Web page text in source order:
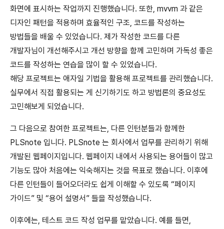
화면에 표시하는 작업까지 진행했습니다. 또한, mvvm 과 같은
디자인 패턴을 적용하며 효율적인 구조, 코드를 작성하는
방법들을 배울 수 있었습니다. 제가 작성한 코드를 다른
개발자님이 개선해주시고 개선 방향을 함께 고민하며 가독성 좋은
코드를 작성하는 연습을 많이 할 수 있었습니다.
해당 프로젝트는 애자일 기법을 활용해 프로젝트를 관리했습니다.
실무에서 직접 활용되는 게 신기하기도 하고 방법론의 중요성도
고민해보게 되었습니다.
그 다음으로 참여한 프로젝트는, 다른 인턴분들과 함께한
PLSnote 입니다. PLSnote 는 회사에서 업무를 관리하기 위해
개발된 웹페이지입니다. 웹페이지 내에서 사용되는 용어들이 많고
기능도 많아 처음에는 익숙해지는 것을 목표로 했습니다. 이후에
다른 인턴들이 들어오더라도 쉽게 이해할 수 있도록 “페이지
가이드” 및 “용어 설명서” 들을 작성했습니다.
이후에는, 테스트 코드 작성 업무를 맡았습니다. 예를 들면,